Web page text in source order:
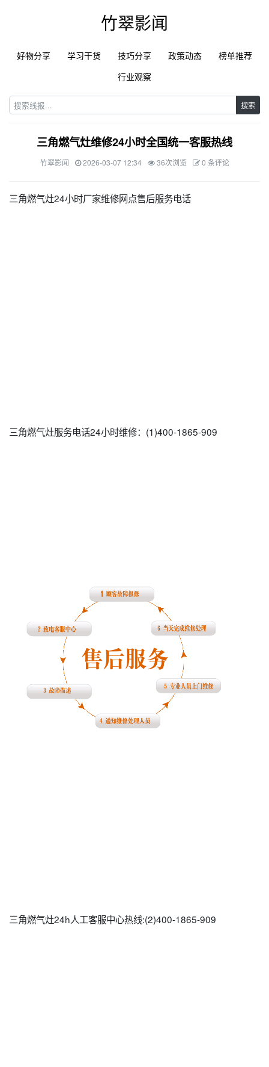
竹翠影闻
好物分享 学习干货 技巧分享 政策动态
榜单推荐
行业观察
搜索
三角燃气灶维修24小时全国统一客服热线
竹翠影闻 2026-03-07 12:34 36次浏览 0 条评论
三角燃气灶24小时厂家维修网点售后服务电话
三角燃气灶服务电话24小时维修：(1)400-1865-909
三角燃气灶24h人工客服中心热线:(2)400-1865-909